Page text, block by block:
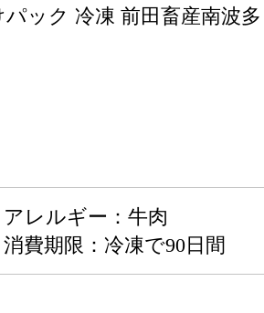
ック 冷凍 前田畜産南波
アレルギー：牛肉
消費期限：冷凍で90日間